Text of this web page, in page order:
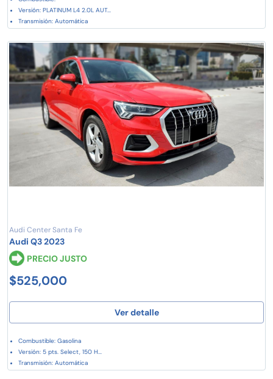
Versión: PLATINUM L4 2.0L AUT...
Transmisión: Automática
Audi Center Santa Fe
Audi Q3 2023
PRECIO JUSTO
$525,000
Ver detalle
Combustible: Gasolina
Versión: 5 pts. Select, 150 H...
Transmisión: Automática